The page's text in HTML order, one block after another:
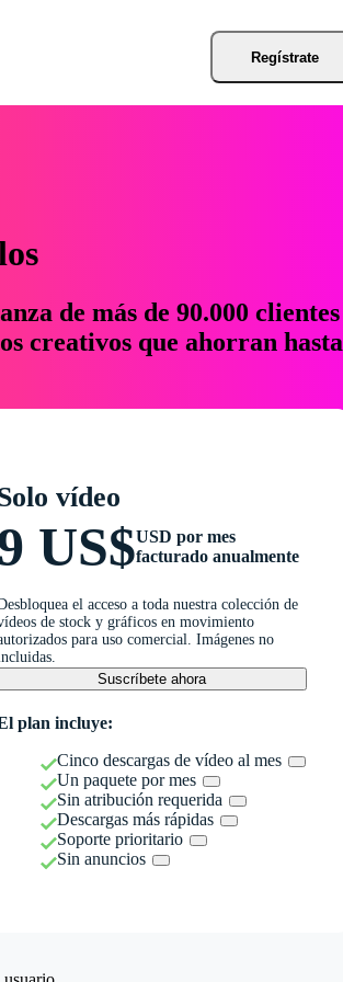
Regístrate
de más de 90.000 clientes
creativos que ahorran hasta
vídeo
US$USD por mes
facturado anualmente
el acceso a toda nuestra colección de
de stock y gráficos en movimiento
para uso comercial. Imágenes no
Suscríbete ahora
plan incluye:
Cinco descargas de vídeo al mes
Un paquete por mes
Sin atribución requerida
Descargas más rápidas
Soporte prioritario
Sin anuncios